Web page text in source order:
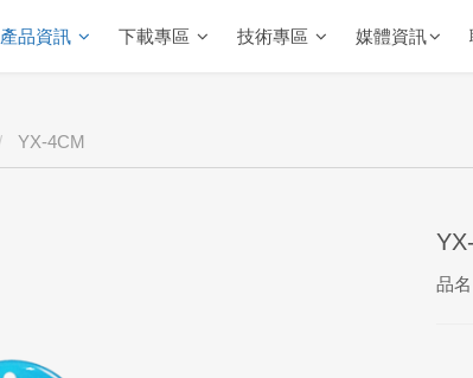
產品資訊 下載專區 技術專區 媒體資訊
YX-4CM
品